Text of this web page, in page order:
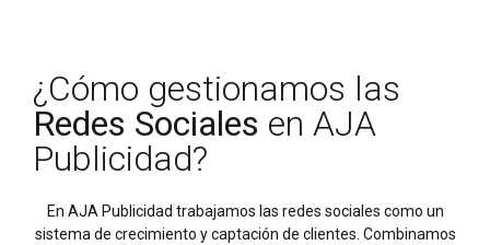
¿Cómo gestionamos las
Redes Sociales en AJA
Publicidad?
En AJA Publicidad trabajamos las redes sociales como un
sistema de crecimiento y captación de clientes. Combinamos